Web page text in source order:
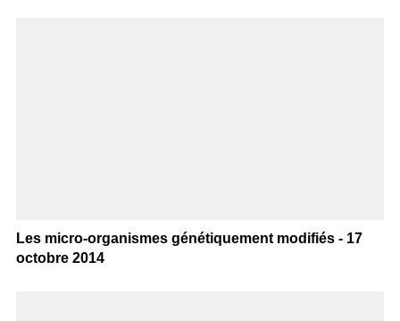
Les micro-organismes génétiquement modifiés - 17
octobre 2014